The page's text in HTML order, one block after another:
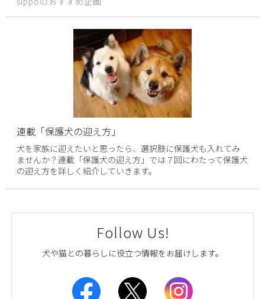
連載「保護犬の迎え方」
犬を家族に迎えたいと思ったら、選択肢に保護犬も入れてみ
ませんか？連載「保護犬の迎え方」では７回にわたって保護犬
の迎え方を詳しく紹介していきます。
Follow Us!
犬や猫との暮らしに役立つ情報をお届けします。